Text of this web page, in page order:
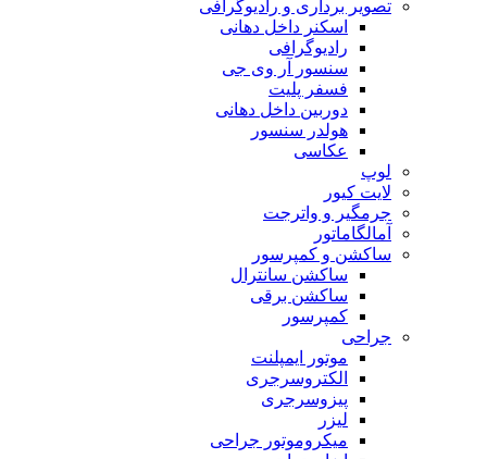
تصویر برداری و رادیوگرافی
اسکنر داخل دهانی
رادیوگرافی
سنسور آر وی جی
فسفر پلیت
دوربین داخل دهانی
هولدر سنسور
عکاسی
لوپ
لایت کیور
جرمگیر و واترجت
آمالگاماتور
ساکشن و کمپرسور
ساکشن سانترال
ساکشن برقی
کمپرسور
جراحی
موتور ایمپلنت
الکتروسرجری
پیزوسرجری
لیزر
میکروموتور جراحی